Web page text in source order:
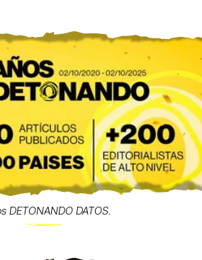
DETONANDO DATOS.